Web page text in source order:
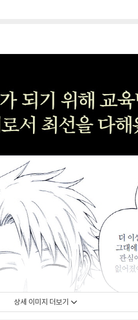
상세 이미지 더보기